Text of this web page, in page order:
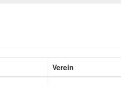
Verein